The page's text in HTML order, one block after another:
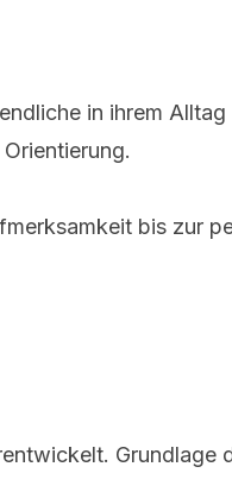
in ihrem
bis zur
Grundlage